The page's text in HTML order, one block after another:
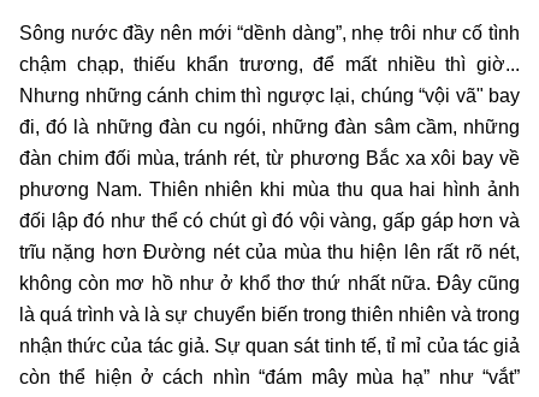
Sông nước đầy nên mới “dềnh dàng”, nhẹ trôi như cố tình
chậm chạp, thiếu khẩn trương, để mất nhiều thì giờ...
Nhưng những cánh chim thì ngược lại, chúng “vội vã" bay
đi, đó là những đàn cu ngói, những đàn sâm cầm, những
đàn chim đối mùa, tránh rét, từ phương Bắc xa xôi bay về
phương Nam. Thiên nhiên khi mùa thu qua hai hình ảnh
đối lập đó như thể có chút gì đó vội vàng, gấp gáp hơn và
trĩu nặng hơn Đường nét của mùa thu hiện lên rất rõ nét,
không còn mơ hồ như ở khổ thơ thứ nhất nữa. Đây cũng
là quá trình và là sự chuyển biến trong thiên nhiên và trong
nhận thức của tác giả. Sự quan sát tinh tế, tỉ mỉ của tác giả
còn thể hiện ở cách nhìn “đám mây mùa hạ” như “vắt”